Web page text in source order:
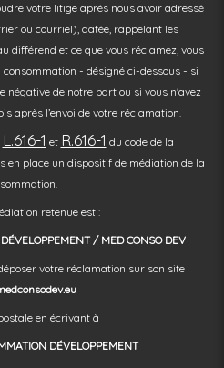
votre litige après nous avoir adressé
ou courriel), datée, rappelant les
différend et ce que vous réclamez, vous
- désigné ci-dessous - si
négative de notre part ou si vous n'avez
après l’envoi de votre réclamation.
L.616-1 et R.616-1 du code de la
en place un dispositif de médiation de la
retenue est :
/ MED CONSO DEV
votre réclamation sur son site
en écrivant à
DÉVELOPPEMENT